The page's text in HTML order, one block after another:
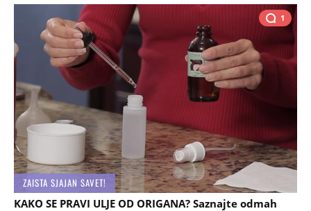
1
ZAISTA SJAJAN SAVET!
KAKO SE PRAVI ULJE OD ORIGANA? Saznajte odmah